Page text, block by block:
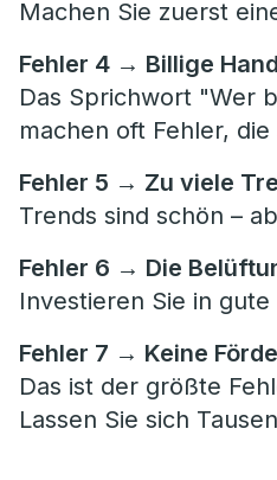
Machen Sie zuerst
Fehler 4 → Billige
Das Sprichwort "Wer
machen oft Fehler,
Fehler 5 → Zu viele
Trends sind schön –
Fehler 6 → Die
Investieren Sie in
Fehler 7 → Keine
Das ist der größte
Lassen Sie sich